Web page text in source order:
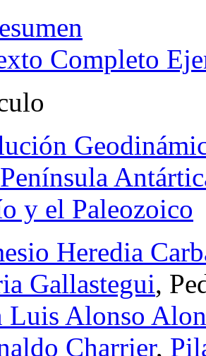
Completo
y el Paleozoico
Heredia
Gallastegui,
Luis Alonso
Charrier,